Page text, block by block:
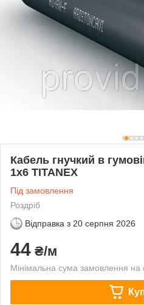
Кабель гнучкий в
1х6 TITANEX
Під замовлення
Роздріб
Відправка з 20 серпня 2026
44 ₴/м
Мінімальна сума замовлення на